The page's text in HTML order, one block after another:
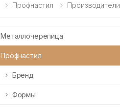
Профнастил Производители
Металлочерепица
Профнастил
Бренд
Формы